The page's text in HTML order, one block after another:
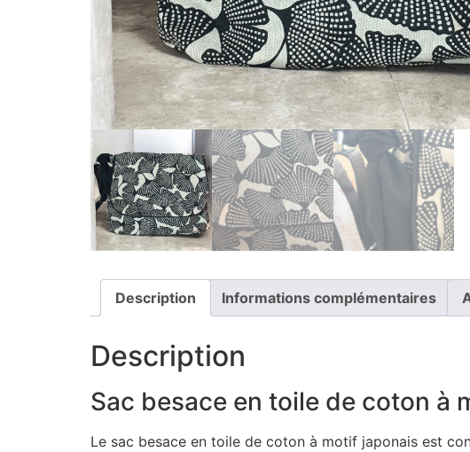
Description Informations complémentaires
Description
Sac besace en toile de coton à
Le sac besace en toile de coton à motif japonais est